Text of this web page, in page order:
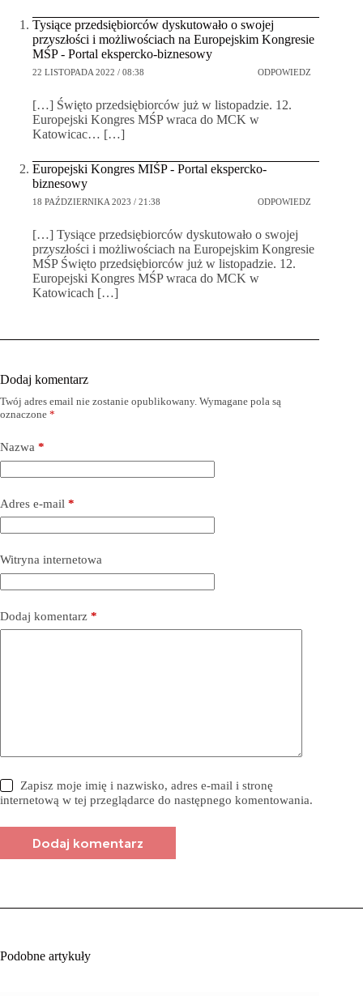
Tysiące przedsiębiorców dyskutowało o swojej
przyszłości i możliwościach na Europejskim Kongresie
MŚP - Portal ekspercko-biznesowy
22 LISTOPADA 2022 / 08:38 ODPOWIEDZ
[…] Święto przedsiębiorców już w listopadzie. 12.
Europejski Kongres MŚP wraca do MCK w
Katowicac… […]
Europejski Kongres MIŚP - Portal ekspercko-
biznesowy
18 PAŹDZIERNIKA 2023 / 21:38 ODPOWIEDZ
[…] Tysiące przedsiębiorców dyskutowało o swojej
przyszłości i możliwościach na Europejskim Kongresie
MŚP Święto przedsiębiorców już w listopadzie. 12.
Europejski Kongres MŚP wraca do MCK w
Katowicach […]
Dodaj komentarz
Twój adres email nie zostanie opublikowany. Wymagane pola są
oznaczone *
Nazwa *
Adres e-mail *
Witryna internetowa
Dodaj komentarz *
Zapisz moje imię i nazwisko, adres e-mail i stronę
internetową w tej przeglądarce do następnego komentowania.
Dodaj komentarz
Podobne artykuły